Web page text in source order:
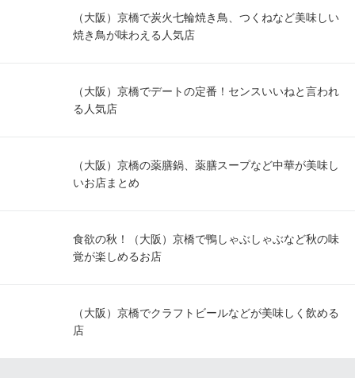
（大阪）京橋で炭火七輪焼き鳥、つくねなど美味しい
焼き鳥が味わえる人気店
（大阪）京橋でデートの定番！センスいいねと言われ
る人気店
（大阪）京橋の薬膳鍋、薬膳スープなど中華が美味し
いお店まとめ
食欲の秋！（大阪）京橋で鴨しゃぶしゃぶなど秋の味
覚が楽しめるお店
（大阪）京橋でクラフトビールなどが美味しく飲める
店